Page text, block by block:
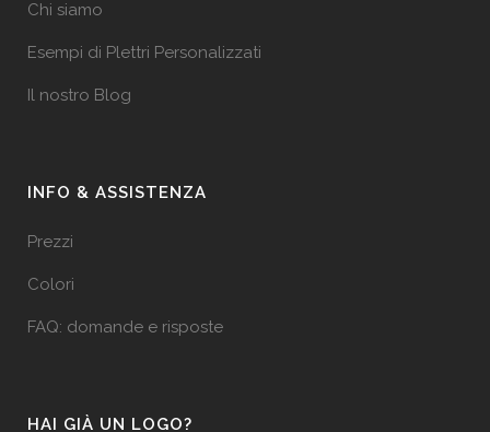
Chi siamo
Esempi di Plettri Personalizzati
Il nostro Blog
INFO & ASSISTENZA
Prezzi
Colori
FAQ: domande e risposte
HAI GIÀ UN LOGO?